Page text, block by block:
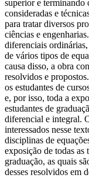
superior e terminando
consideradas e
para tratar diversos
ciências e
diferenciais
de vários tipos de
causa disso, a obra
resolvidos e
os estudantes de
e, por isso, toda a
estudantes de
diferencial e integral.
interessados nesse
disciplinas de
exposição de todas as
graduação, as quais
desses resolvidos em